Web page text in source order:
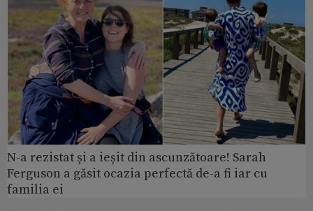
N-a rezistat și a ieșit din ascunzătoare! Sarah
Ferguson a găsit ocazia perfectă de-a fi iar cu
familia ei